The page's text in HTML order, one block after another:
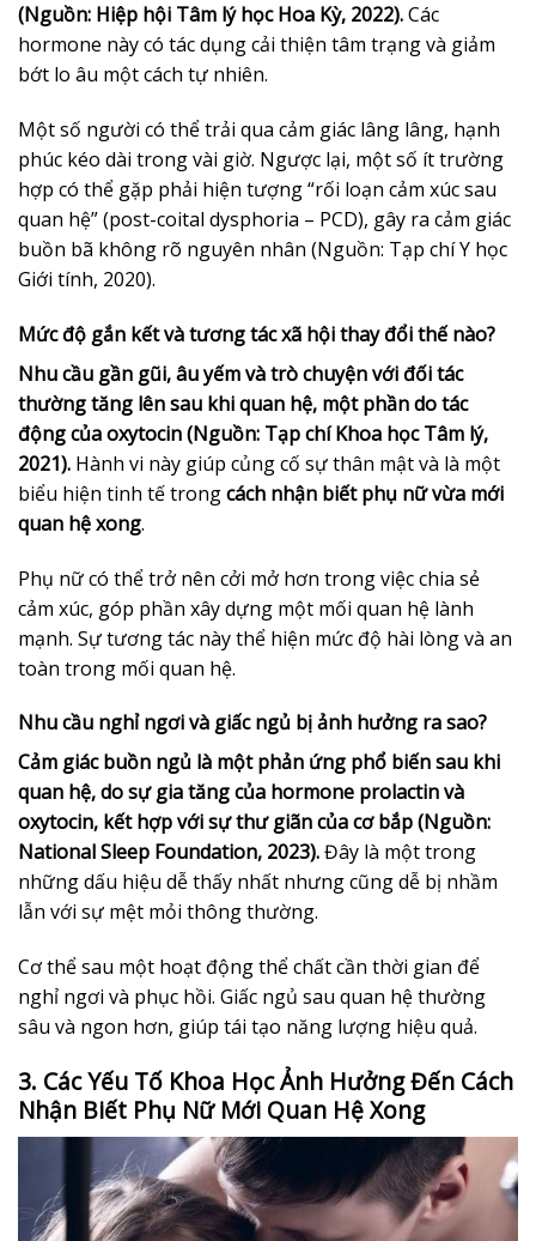
(Nguồn: Hiệp hội Tâm lý học Hoa Kỳ, 2022).Các
hormone này có tác dụng cải thiện tâm trạng và giảm
bớt lo âu một cách tự nhiên.
Một số người có thể trải qua cảm giác lâng lâng, hạnh
phúc kéo dài trong vài giờ. Ngược lại, một số ít trường
hợp có thể gặp phải hiện tượng “rối loạn cảm xúc sau
quan hệ” (post-coital dysphoria – PCD), gây ra cảm giác
buồn bã không rõ nguyên nhân (Nguồn: Tạp chí Y học
Giới tính, 2020).
Mức độ gắn kết và tương tác xã hội thay đổi thế nào?
Nhu cầu gần gũi, âu yếm và trò chuyện với đối tác
thường tăng lên sau khi quan hệ, một phần do tác
động của oxytocin (Nguồn: Tạp chí Khoa học Tâm lý,
2021). Hành vi này giúp củng cố sự thân mật và là một
biểu hiện tinh tế trongcách nhận biết phụ nữ vừa mới
quan hệ xong.
Phụ nữ có thể trở nên cởi mở hơn trong việc chia sẻ
cảm xúc, góp phần xây dựng một mối quan hệ lành
mạnh. Sự tương tác này thể hiện mức độ hài lòng và an
toàn trong mối quan hệ.
Nhu cầu nghỉ ngơi và giấc ngủ bị ảnh hưởng ra sao?
Cảm giác buồn ngủ là một phản ứng phổ biến sau khi
quan hệ, do sự gia tăng của hormone prolactin và
oxytocin, kết hợp với sự thư giãn của cơ bắp (Nguồn:
National Sleep Foundation, 2023).Đây là một trong
những dấu hiệu dễ thấy nhất nhưng cũng dễ bị nhầm
lẫn với sự mệt mỏi thông thường.
Cơ thể sau một hoạt động thể chất cần thời gian để
nghỉ ngơi và phục hồi. Giấc ngủ sau quan hệ thường
sâu và ngon hơn, giúp tái tạo năng lượng hiệu quả.
3. Các Yếu Tố Khoa Học Ảnh Hưởng Đến Cách
Nhận Biết Phụ Nữ Mới Quan Hệ Xong